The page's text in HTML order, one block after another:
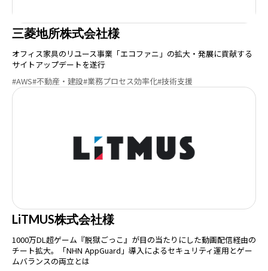
三菱地所株式会社様
オフィス家具のリユース事業「エコファニ」の拡大・発展に貢献する
サイトアップデートを遂行
#AWS#不動産・建設#業務プロセス効率化#技術支援
LiTMUS株式会社様
1000万DL超ゲーム『脱獄ごっこ』が目の当たりにした動画配信経由の
チート拡大。「NHN AppGuard」導入によるセキュリティ運用とゲー
ムバランスの両立とは